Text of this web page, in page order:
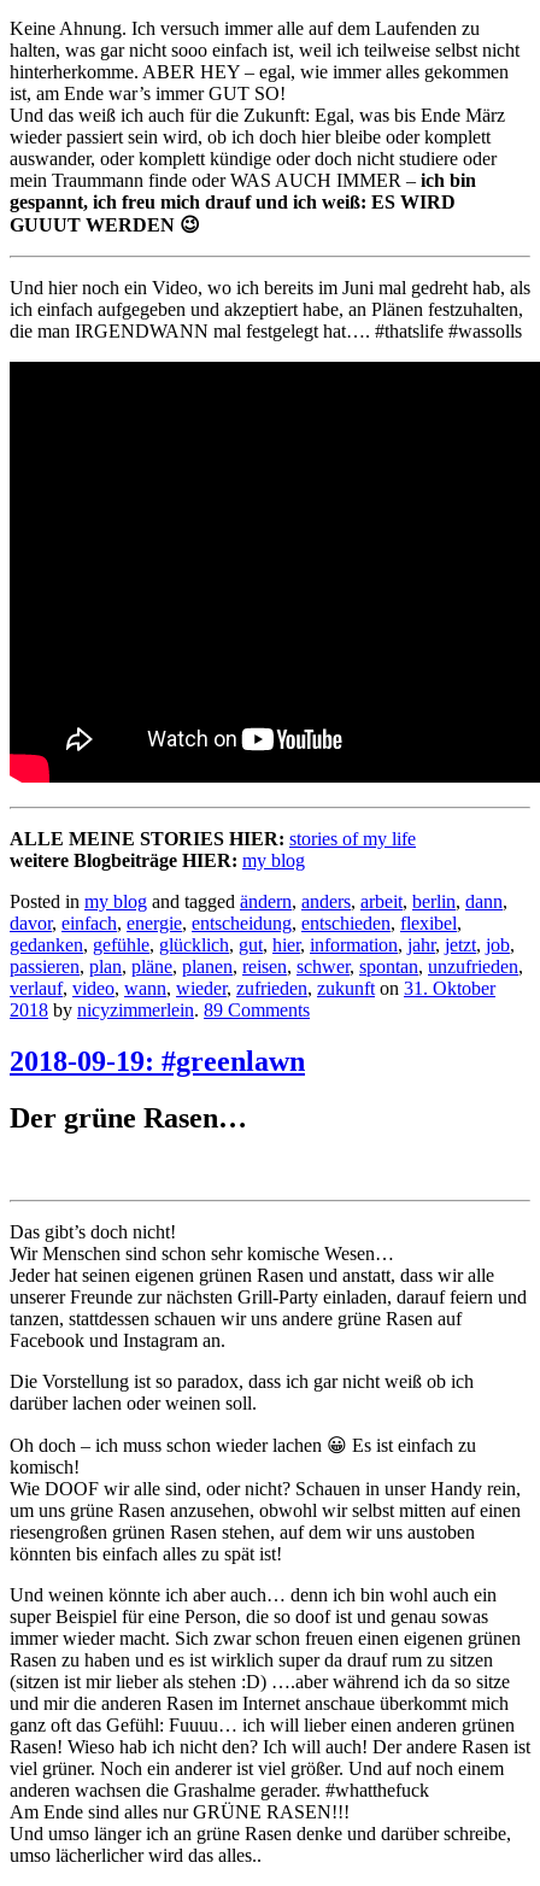
Keine Ahnung. Ich versuch immer alle auf dem Laufenden zu
halten, was gar nicht sooo einfach ist, weil ich teilweise selbst nicht
hinterherkomme. ABER HEY – egal, wie immer alles gekommen
ist, am Ende war’s immer GUT SO!
Und das weiß ich auch für die Zukunft: Egal, was bis Ende März
wieder passiert sein wird, ob ich doch hier bleibe oder komplett
auswander, oder komplett kündige oder doch nicht studiere oder
mein Traummann finde oder WAS AUCH IMMER – ich bin
gespannt, ich freu mich drauf und ich weiß: ES WIRD
GUUUT WERDEN 😉
Und hier noch ein Video, wo ich bereits im Juni mal gedreht hab, als
ich einfach aufgegeben und akzeptiert habe, an Plänen festzuhalten,
die man IRGENDWANN mal festgelegt hat…. #thatslife #wassolls
ALLE MEINE STORIES HIER: stories of my life
weitere Blogbeiträge HIER: my blog
Posted in my blog and tagged ändern, anders, arbeit, berlin, dann,
davor, einfach, energie, entscheidung, entschieden, flexibel,
gedanken, gefühle, glücklich, gut, hier, information, jahr, jetzt, job,
passieren, plan, pläne, planen, reisen, schwer, spontan, unzufrieden,
verlauf, video, wann, wieder, zufrieden, zukunft on 31. Oktober
2018 by nicyzimmerlein. 89 Comments
2018-09-19: #greenlawn
Der grüne Rasen…
Das gibt’s doch nicht!
Wir Menschen sind schon sehr komische Wesen…
Jeder hat seinen eigenen grünen Rasen und anstatt, dass wir alle
unserer Freunde zur nächsten Grill-Party einladen, darauf feiern und
tanzen, stattdessen schauen wir uns andere grüne Rasen auf
Facebook und Instagram an.
Die Vorstellung ist so paradox, dass ich gar nicht weiß ob ich
darüber lachen oder weinen soll.
Oh doch – ich muss schon wieder lachen 😀 Es ist einfach zu
komisch!
Wie DOOF wir alle sind, oder nicht? Schauen in unser Handy rein,
um uns grüne Rasen anzusehen, obwohl wir selbst mitten auf einen
riesengroßen grünen Rasen stehen, auf dem wir uns austoben
könnten bis einfach alles zu spät ist!
Und weinen könnte ich aber auch… denn ich bin wohl auch ein
super Beispiel für eine Person, die so doof ist und genau sowas
immer wieder macht. Sich zwar schon freuen einen eigenen grünen
Rasen zu haben und es ist wirklich super da drauf rum zu sitzen
(sitzen ist mir lieber als stehen :D) ….aber während ich da so sitze
und mir die anderen Rasen im Internet anschaue überkommt mich
ganz oft das Gefühl: Fuuuu… ich will lieber einen anderen grünen
Rasen! Wieso hab ich nicht den? Ich will auch! Der andere Rasen ist
viel grüner. Noch ein anderer ist viel größer. Und auf noch einem
anderen wachsen die Grashalme gerader. #whatthefuck
Am Ende sind alles nur GRÜNE RASEN!!!
Und umso länger ich an grüne Rasen denke und darüber schreibe,
umso lächerlicher wird das alles..